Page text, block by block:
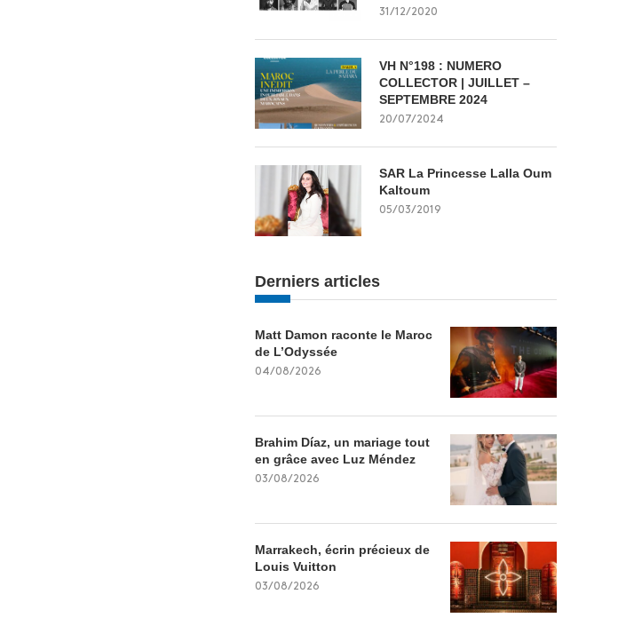
31/12/2020
VH N°198 : NUMERO
COLLECTOR | JUILLET –
SEPTEMBRE 2024
20/07/2024
SAR La Princesse Lalla Oum
Kaltoum
05/03/2019
Derniers articles
Matt Damon raconte le Maroc
de L’Odyssée
04/08/2026
Brahim Díaz, un mariage tout
en grâce avec Luz Méndez
03/08/2026
Marrakech, écrin précieux de
Louis Vuitton
03/08/2026